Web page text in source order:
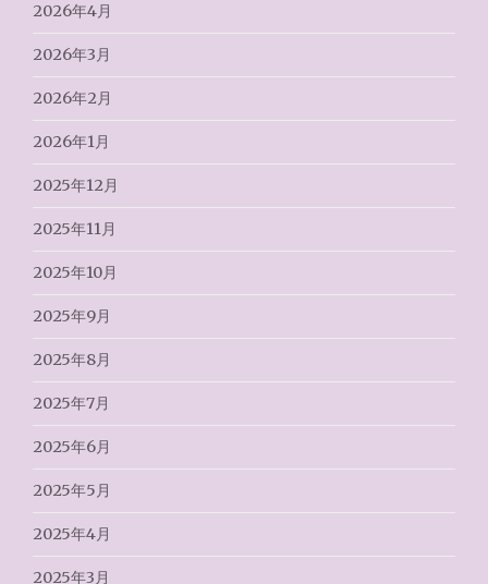
2026年4月
2026年3月
2026年2月
2026年1月
2025年12月
2025年11月
2025年10月
2025年9月
2025年8月
2025年7月
2025年6月
2025年5月
2025年4月
2025年3月